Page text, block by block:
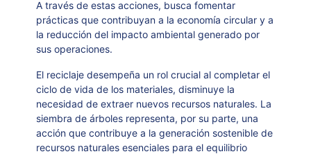
A través de estas acciones, busca fomentar
prácticas que contribuyan a la economía circular y a
la reducción del impacto ambiental generado por
sus operaciones.
El reciclaje desempeña un rol crucial al completar el
ciclo de vida de los materiales, disminuye la
necesidad de extraer nuevos recursos naturales. La
siembra de árboles representa, por su parte, una
acción que contribuye a la generación sostenible de
recursos naturales esenciales para el equilibrio